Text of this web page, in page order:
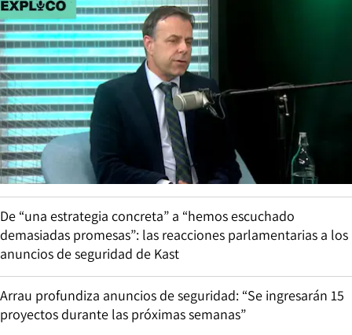
De “una estrategia concreta” a “hemos escuchado
demasiadas promesas”: las reacciones parlamentarias a los
anuncios de seguridad de Kast
Arrau profundiza anuncios de seguridad: “Se ingresarán 15
proyectos durante las próximas semanas”